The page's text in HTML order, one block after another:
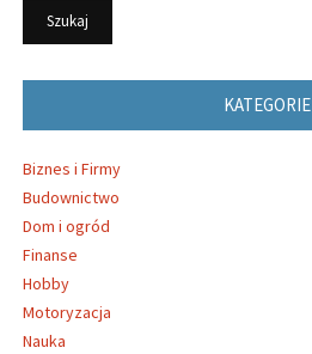
KATEGORIE
Biznes i Firmy
Budownictwo
Dom i ogród
Finanse
Hobby
Motoryzacja
Nauka